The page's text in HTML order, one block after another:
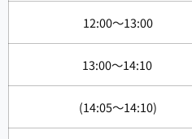
12:00～13:00
13:00～14:10
(14:05～14:10)